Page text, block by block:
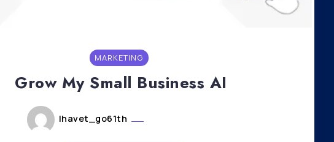
MARKETING
Grow My Small Business AI
lhavet_go61th